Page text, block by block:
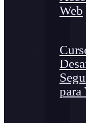
Web
para